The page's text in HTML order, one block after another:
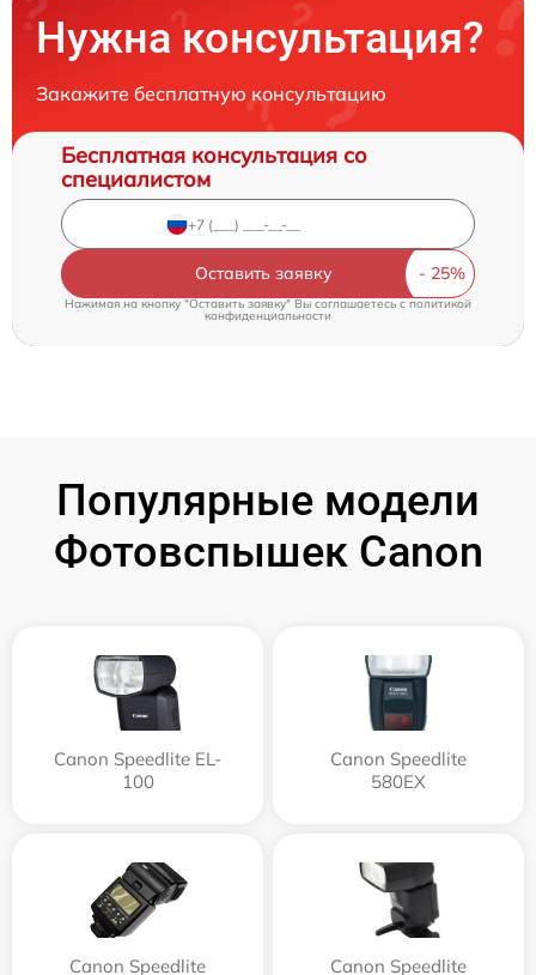
Нужна консультация?
Закажите бесплатную консультацию
Бесплатная консультация со
специалистом
Оставить заявку
Нажимая на кнопку "Оставить заявку" Вы соглашаетесь cполитикой
конфиденциальности
Популярные модели
Фотовспышек Canon
Canon Speedlite EL-
100
Canon Speedlite
580EX
Canon Speedlite
Canon Speedlite